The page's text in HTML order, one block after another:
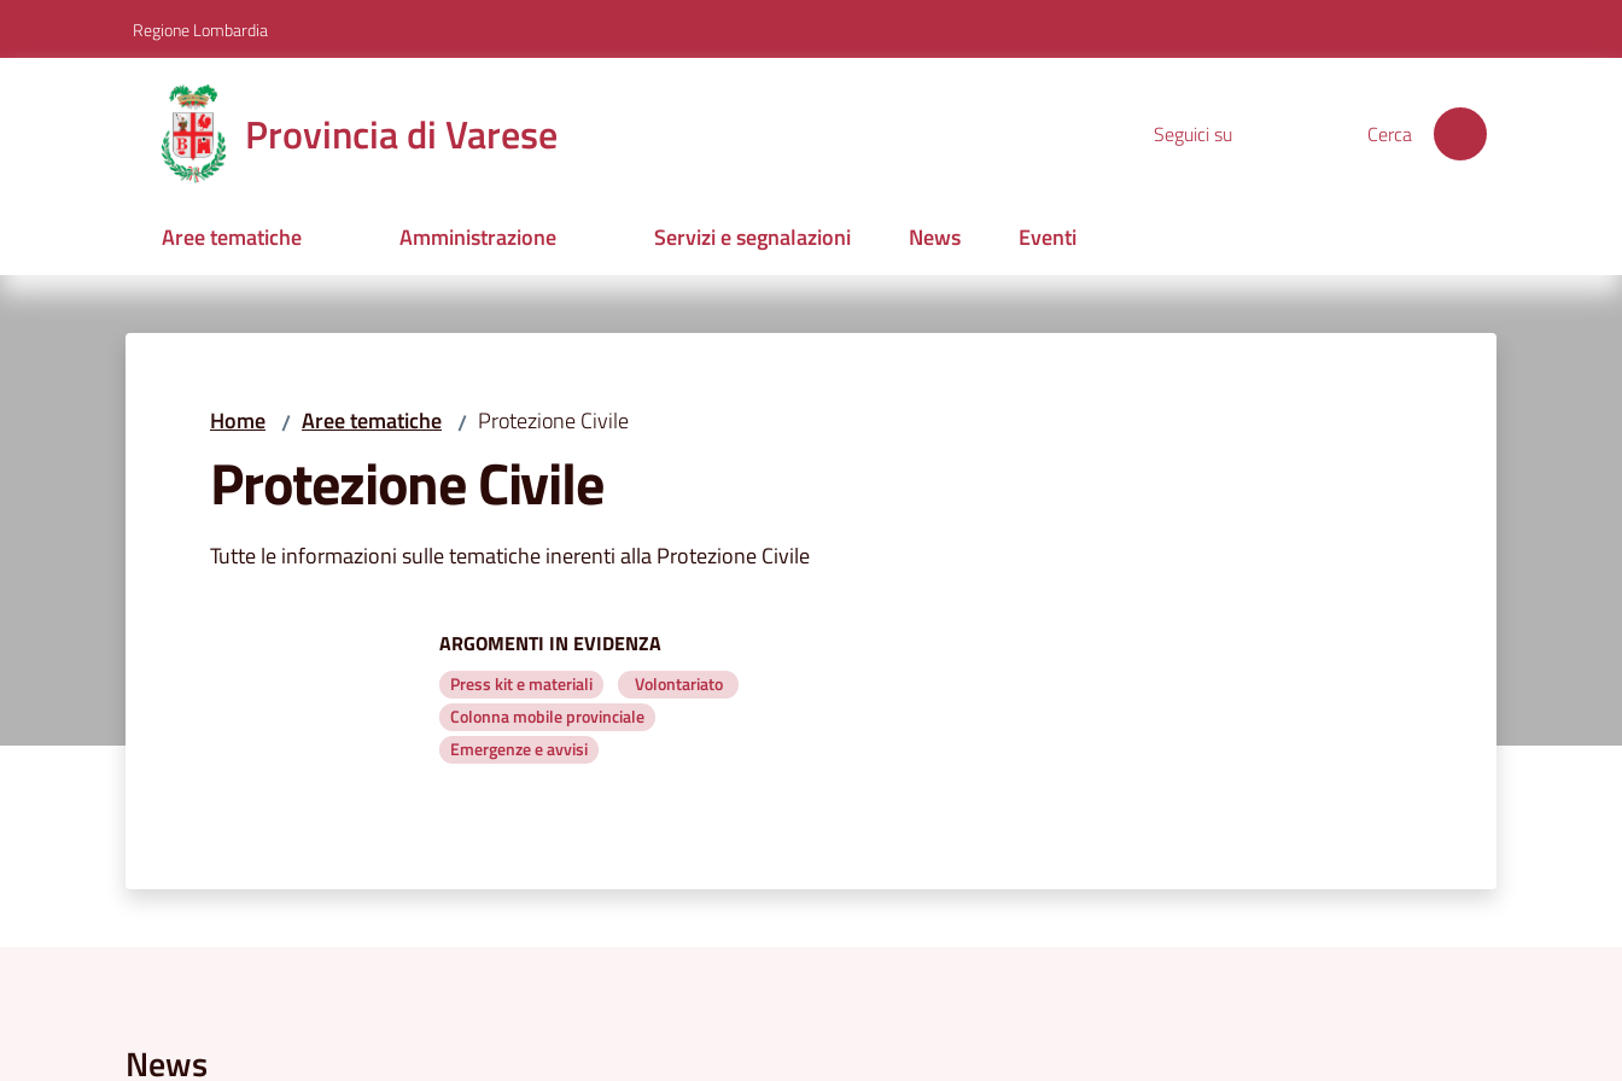
Regione Lombardia
Provincia di Varese Seguici su Cerca
Aree tematiche Amministrazione Servizi e segnalazioni News Eventi
Home / Aree tematiche / Protezione Civile
Protezione Civile
Tutte le informazioni sulle tematiche inerenti alla Protezione Civile
ARGOMENTI IN EVIDENZA
Press kit e materiali
Volontariato
Colonna mobile provinciale
Emergenze e avvisi
News